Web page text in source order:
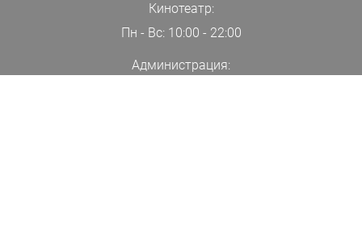
Кинотеатр:
Пн - Вс: 10:00 - 22:00
Администрация: